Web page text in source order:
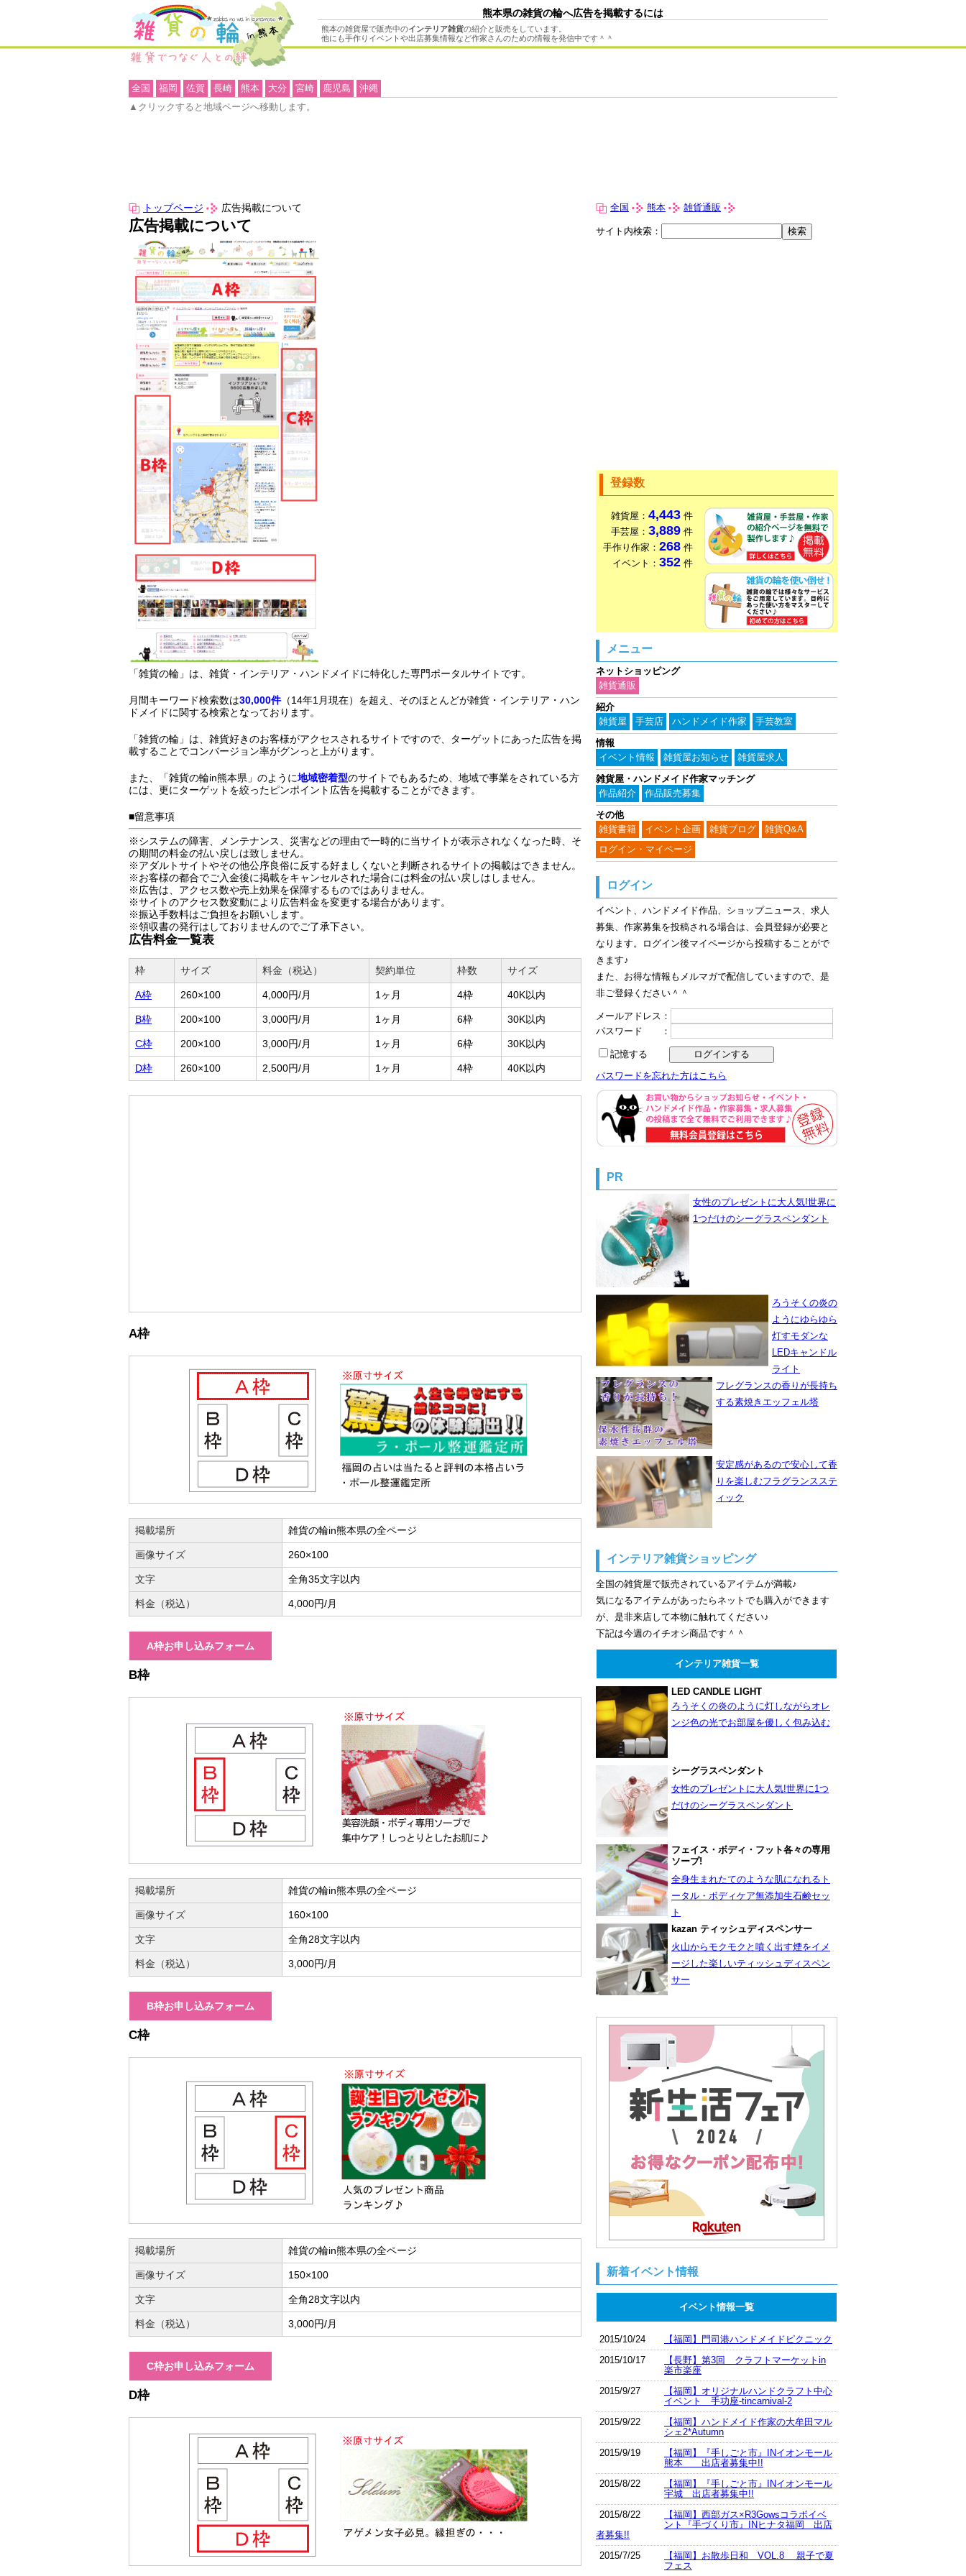
熊本県の雑貨の輪へ広告を掲載するには
熊本の雑貨屋で販売中のインテリア雑貨の紹介と販売をしています。
他にも手作りイベントや出店募集情報など作家さんのための情報を発信中です＾＾
トップページ 広告掲載について
広告掲載について
「雑貨の輪」は、雑貨・インテリア・ハンドメイドに特化した専門ポータルサイトです。
月間キーワード検索数は30,000件（14年1月現在）を超え、そのほとんどが雑貨・インテリア・ハン
ドメイドに関する検索となっております。
「雑貨の輪」は、雑貨好きのお客様がアクセスされるサイトですので、ターゲットにあった広告を掲
載することでコンバージョン率がグンっと上がります。
また、「雑貨の輪in熊本県」のように地域密着型のサイトでもあるため、地域で事業をされている方
には、更にターゲットを絞ったピンポイント広告を掲載することができます。
■留意事項
※システムの障害、メンテナンス、災害などの理由で一時的に当サイトが表示されなくなった時、そ
の期間の料金の払い戻しは致しません。
※アダルトサイトやその他公序良俗に反する好ましくないと判断されるサイトの掲載はできません。
※お客様の都合でご入金後に掲載をキャンセルされた場合には料金の払い戻しはしません。
※広告は、アクセス数や売上効果を保障するものではありません。
※サイトのアクセス数変動により広告料金を変更する場合があります。
※振込手数料はご負担をお願いします。
※領収書の発行はしておりませんのでご了承下さい。
広告料金一覧表
枠 サイズ 料金（税込） 契約単位 枠数 サイズ
A枠 260×100 4,000円/月 1ヶ月 4枠 40K以内
B枠 200×100 3,000円/月 1ヶ月 6枠 30K以内
C枠 200×100 3,000円/月 1ヶ月 6枠 30K以内
D枠 260×100 2,500円/月 1ヶ月 4枠 40K以内
A枠
掲載場所 雑貨の輪in熊本県の全ページ
画像サイズ 260×100
文字 全角35文字以内
料金（税込） 4,000円/月
A枠お申し込みフォーム
B枠
掲載場所 雑貨の輪in熊本県の全ページ
画像サイズ 160×100
文字 全角28文字以内
料金（税込） 3,000円/月
B枠お申し込みフォーム
C枠
掲載場所 雑貨の輪in熊本県の全ページ
画像サイズ 150×100
文字 全角28文字以内
料金（税込） 3,000円/月
C枠お申し込みフォーム
D枠
全国 熊本 雑貨通販
サイト内検索：
登録数
雑貨屋： 4,443 件
手芸屋： 3,889 件
手作り作家： 268 件
イベント： 352 件
メニュー
ネットショッピング
雑貨通販
紹介
雑貨屋
手芸店 ハンドメイド作家
手芸教室
情報
イベント情報
雑貨屋お知らせ
雑貨屋求人
雑貨屋・ハンドメイド作家マッチング
作品紹介
作品販売募集
その他
雑貨書籍
イベント企画 雑貨ブログ
雑貨Q&A
ログイン・マイページ
ログイン
イベント、ハンドメイド作品、ショップニュース、求人
募集、作家募集を投稿される場合は、会員登録が必要と
なります。ログイン後マイページから投稿することがで
きます♪
また、お得な情報もメルマガで配信していますので、是
非ご登録ください＾＾
メールアドレス：
パスワード ：
記憶する
パスワードを忘れた方はこちら
PR
女性のプレゼントに大人気!世界に
1つだけのシーグラスペンダント
ろうそくの炎の
ようにゆらゆら
灯すモダンな
LEDキャンドル
ライト
フレグランスの香りが長持ち
する素焼きエッフェル塔
安定感があるので安心して香
りを楽しむフラグランスステ
ィック
インテリア雑貨ショッピング
全国の雑貨屋で販売されているアイテムが満載♪
気になるアイテムがあったらネットでも購入ができます
が、是非来店して本物に触れてください♪
下記は今週のイチオシ商品です＾＾
インテリア雑貨一覧
LED CANDLE LIGHT
ろうそくの炎のように灯しながらオレ
ンジ色の光でお部屋を優しく包み込む
シーグラスペンダント
女性のプレゼントに大人気!世界に1つ
だけのシーグラスペンダント
フェイス・ボディ・フット各々の専用
ソープ!
全身生まれたてのような肌になれるト
ータル・ボディケア無添加生石鹸セッ
ト
kazan ティッシュディスペンサー
火山からモクモクと噴く出す煙をイメ
ージした楽しいティッシュディスペン
サー
新着イベント情報
イベント情報一覧
2015/10/24
【福岡】門司港ハンドメイドピクニック
2015/10/17
【長野】第3回 クラフトマーケットin
楽市楽座
2015/9/27
【福岡】オリジナルハンドクラフト中心
イベント 手功座-tincarnival-2
2015/9/22
【福岡】ハンドメイド作家の大牟田マル
シェ2*Autumn
2015/9/19
【福岡】『手しごと市』INイオンモール
熊本 出店者募集中!!
2015/8/22
【福岡】『手しごと市』INイオンモール
宇城 出店者募集中!!
2015/8/22
【福岡】西部ガス×R3Gowsコラボイベ
ント『手づくり市』INヒナタ福岡 出店
者募集!!
2015/7/25
【福岡】お散歩日和 VOL.8 親子で夏
フェス
全国 福岡 佐賀 長崎 熊本 大分 宮崎 鹿児島
沖縄
▲クリックすると地域ページへ移動します。